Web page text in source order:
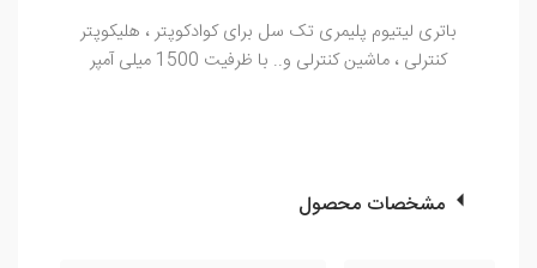
باتری لیتیوم پلیمری تک سل برای کوادکوپتر ، هلیکوپتر
کنترلی ، ماشین کنترلی و.. با ظرفیت 1500 میلی آمپر
مشخصات محصول